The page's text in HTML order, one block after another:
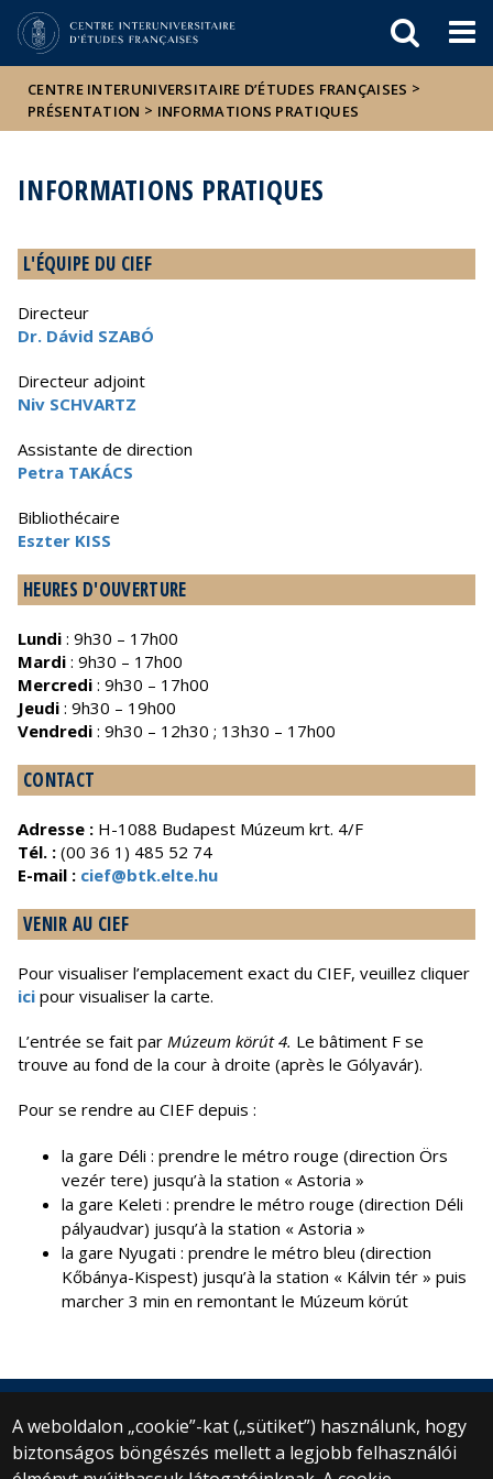
Hírek
Események
ELTE a
sajtóban
CENTRE INTERUNIVERSITAIRE D’ÉTUDES FRANÇAISES >
PRÉSENTATION > INFORMATIONS PRATIQUES
INFORMATIONS PRATIQUES
L'ÉQUIPE DU CIEF
Directeur
Dr. Dávid SZABÓ
Directeur adjoint
Niv SCHVARTZ
Assistante de direction
Petra TAKÁCS
Bibliothécaire
Eszter KISS
HEURES D'OUVERTURE
Lundi : 9h30 – 17h00
Mardi : 9h30 – 17h00
Mercredi : 9h30 – 17h00
Jeudi : 9h30 – 19h00
Vendredi : 9h30 – 12h30 ; 13h30 – 17h00
CONTACT
Adresse : H-1088 Budapest Múzeum krt. 4/F
Tél. : (00 36 1) 485 52 74
E-mail : cief@btk.elte.hu
VENIR AU CIEF
Pour visualiser l’emplacement exact du CIEF, veuillez cliquer
ici pour visualiser la carte.
L’entrée se fait par Múzeum körút 4. Le bâtiment F se
trouve au fond de la cour à droite (après le Gólyavár).
Pour se rendre au CIEF depuis :
la gare Déli : prendre le métro rouge (direction Örs
vezér tere) jusqu’à la station « Astoria »
la gare Keleti : prendre le métro rouge (direction Déli
pályaudvar) jusqu’à la station « Astoria »
la gare Nyugati : prendre le métro bleu (direction
Kőbánya-Kispest) jusqu’à la station « Kálvin tér » puis
marcher 3 min en remontant le Múzeum körút
A weboldalon „cookie”-kat („sütiket”) használunk, hogy
biztonságos böngészés mellett a legjobb felhasználói
© 2025 Eötvös Loránd Tudományegyetem